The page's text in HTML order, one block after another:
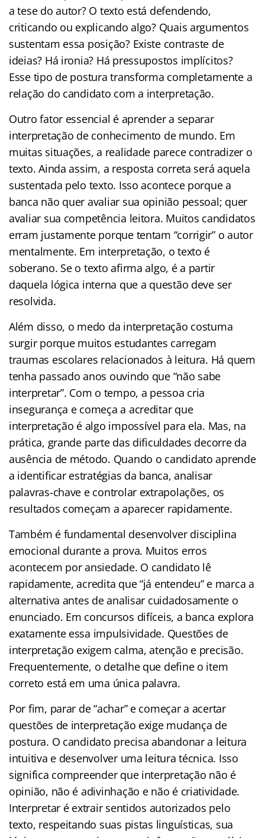
a tese do autor? O texto está defendendo,
criticando ou explicando algo? Quais argumentos
sustentam essa posição? Existe contraste de
ideias? Há ironia? Há pressupostos implícitos?
Esse tipo de postura transforma completamente a
relação do candidato com a interpretação.
Outro fator essencial é aprender a separar
interpretação de conhecimento de mundo. Em
muitas situações, a realidade parece contradizer o
texto. Ainda assim, a resposta correta será aquela
sustentada pelo texto. Isso acontece porque a
banca não quer avaliar sua opinião pessoal; quer
avaliar sua competência leitora. Muitos candidatos
erram justamente porque tentam “corrigir” o autor
mentalmente. Em interpretação, o texto é
soberano. Se o texto afirma algo, é a partir
daquela lógica interna que a questão deve ser
resolvida.
Além disso, o medo da interpretação costuma
surgir porque muitos estudantes carregam
traumas escolares relacionados à leitura. Há quem
tenha passado anos ouvindo que “não sabe
interpretar”. Com o tempo, a pessoa cria
insegurança e começa a acreditar que
interpretação é algo impossível para ela. Mas, na
prática, grande parte das dificuldades decorre da
ausência de método. Quando o candidato aprende
a identificar estratégias da banca, analisar
palavras-chave e controlar extrapolações, os
resultados começam a aparecer rapidamente.
Também é fundamental desenvolver disciplina
emocional durante a prova. Muitos erros
acontecem por ansiedade. O candidato lê
rapidamente, acredita que “já entendeu” e marca a
alternativa antes de analisar cuidadosamente o
enunciado. Em concursos difíceis, a banca explora
exatamente essa impulsividade. Questões de
interpretação exigem calma, atenção e precisão.
Frequentemente, o detalhe que define o item
correto está em uma única palavra.
Por fim, parar de “achar” e começar a acertar
questões de interpretação exige mudança de
postura. O candidato precisa abandonar a leitura
intuitiva e desenvolver uma leitura técnica. Isso
significa compreender que interpretação não é
opinião, não é adivinhação e não é criatividade.
Interpretar é extrair sentidos autorizados pelo
texto, respeitando suas pistas linguísticas, sua